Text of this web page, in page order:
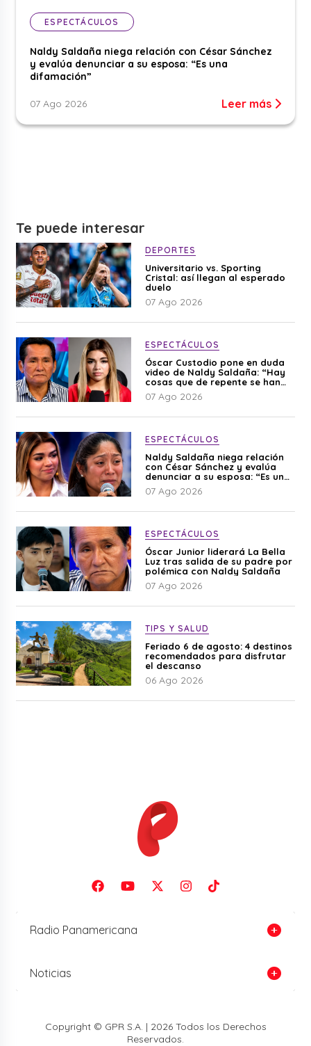
ESPECTÁCULOS
Naldy Saldaña niega relación con César Sánchez
y evalúa denunciar a su esposa: “Es una
difamación”
07 Ago 2026 Leer más
Te puede interesar
DEPORTES
Universitario vs. Sporting
Cristal: así llegan al esperado
duelo
07 Ago 2026
ESPECTÁCULOS
Óscar Custodio pone en duda
video de Naldy Saldaña: “Hay
cosas que de repente se han
editado”
07 Ago 2026
ESPECTÁCULOS
Naldy Saldaña niega relación
con César Sánchez y evalúa
denunciar a su esposa: “Es una
difamación”
07 Ago 2026
ESPECTÁCULOS
Óscar Junior liderará La Bella
Luz tras salida de su padre por
polémica con Naldy Saldaña
07 Ago 2026
TIPS Y SALUD
Feriado 6 de agosto: 4 destinos
recomendados para disfrutar
el descanso
06 Ago 2026
Radio Panamericana
Noticias
Copyright © GPR S.A. | 2026 Todos los Derechos
Reservados.